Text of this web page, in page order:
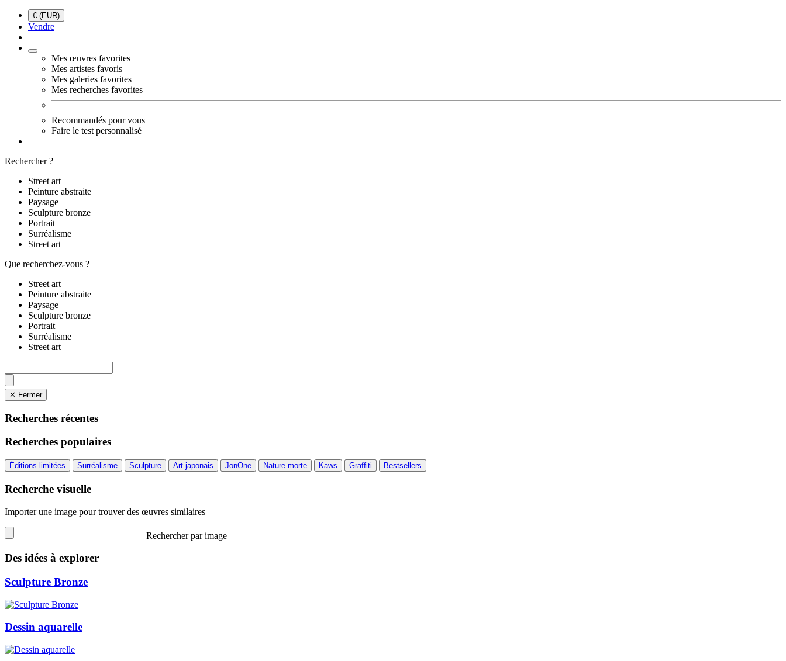
€ (EUR)
Vendre
Mes œuvres favorites
Mes artistes favoris
Mes galeries favorites
Mes recherches favorites
Recommandés pour vous
Faire le test personnalisé
Rechercher ?
Street art
Peinture abstraite
Paysage
Sculpture bronze
Portrait
Surréalisme
Street art
Que recherchez-vous ?
Street art
Peinture abstraite
Paysage
Sculpture bronze
Portrait
Surréalisme
Street art
✕ Fermer
Recherches récentes
Recherches populaires
Éditions limitées Surréalisme Sculpture Art japonais JonOne Nature morte Kaws Graffiti Bestsellers
Recherche visuelle
Importer une image pour trouver des œuvres similaires
Rechercher par image
Des idées à explorer
Sculpture Bronze
Dessin aquarelle